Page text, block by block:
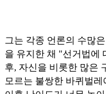
그는 각종 언론의 수많
을 유지한 채 "선거법에
후, 자신을 비롯한 많은
모르는 불쌍한 바퀴벌